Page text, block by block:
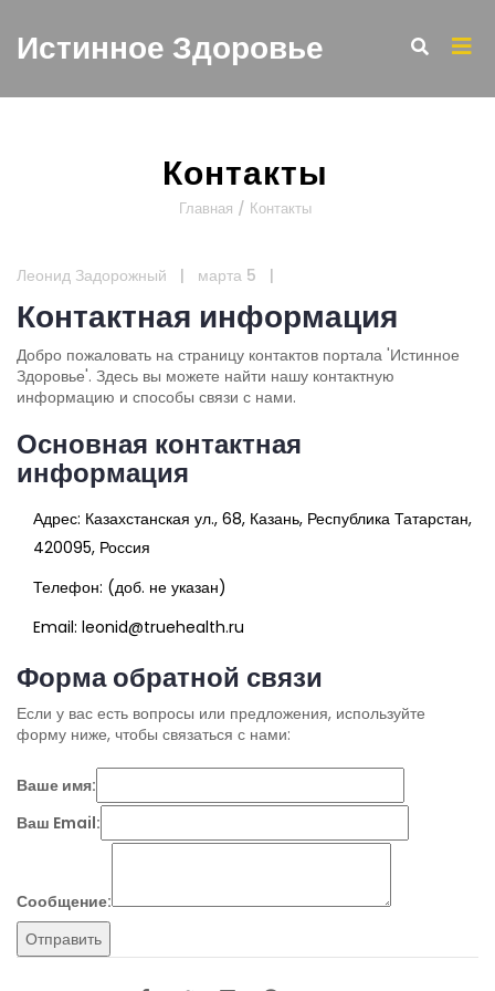
Истинное Здоровье
Контакты
Главная / Контакты
Леонид Задорожный | марта 5 |
Контактная информация
Добро пожаловать на страницу контактов портала 'Истинное
Здоровье'. Здесь вы можете найти нашу контактную
информацию и способы связи с нами.
Основная контактная
информация
Адрес: Казахстанская ул., 68, Казань, Республика Татарстан,
420095, Россия
Телефон: (доб. не указан)
Email: leonid@truehealth.ru
Форма обратной связи
Если у вас есть вопросы или предложения, используйте
форму ниже, чтобы связаться с нами:
Ваше имя:
Ваш Email:
Сообщение:
Отправить